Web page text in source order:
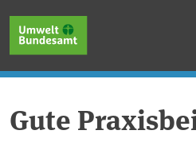
Gute